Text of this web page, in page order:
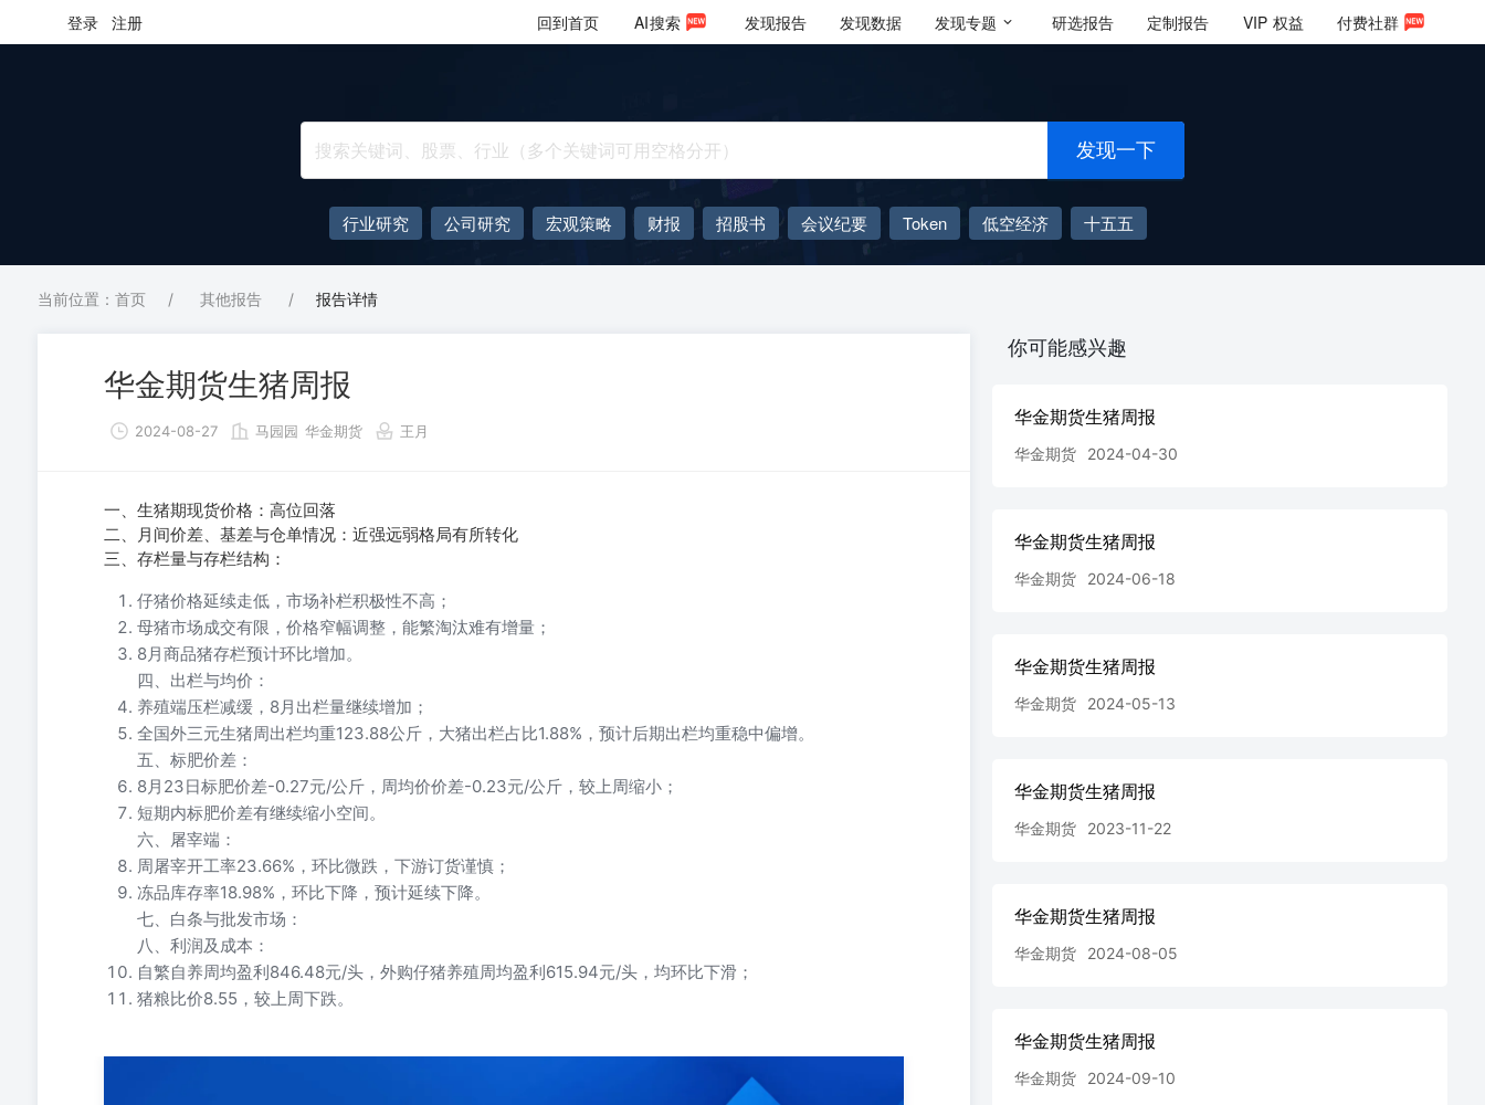
登录 注册 回到首页 AI搜索 发现报告 发现数据 发现专题 研选报告 定制报告 VIP 权益 付费社群
发现一下
行业研究 公司研究 宏观策略 财报 招股书 会议纪要 Token 低空经济
十五五
AIGC
大模型
当前位置：首页 / 其他报告 / 报告详情
华金期货生猪周报
2024-08-27 马园园 华金期货 王月
一、生猪期现货价格：高位回落
二、月间价差、基差与仓单情况：近强远弱格局有所转化
三、存栏量与存栏结构：
仔猪价格延续走低，市场补栏积极性不高；
母猪市场成交有限，价格窄幅调整，能繁淘汰难有增量；
8月商品猪存栏预计环比增加。
四、出栏与均价：
养殖端压栏减缓，8月出栏量继续增加；
全国外三元生猪周出栏均重123.88公斤，大猪出栏占比1.88%，预计后期出栏均重稳中偏增。
五、标肥价差：
8月23日标肥价差-0.27元/公斤，周均价价差-0.23元/公斤，较上周缩小；
短期内标肥价差有继续缩小空间。
六、屠宰端：
周屠宰开工率23.66%，环比微跌，下游订货谨慎；
冻品库存率18.98%，环比下降，预计延续下降。
七、白条与批发市场：
八、利润及成本：
自繁自养周均盈利846.48元/头，外购仔猪养殖周均盈利615.94元/头，均环比下滑；
猪粮比价8.55，较上周下跌。
猪均价487.14元/头，跌12.38元/头，市场对后市谨慎，社会场补栏积极性不高，报价延续走低。 母猪方面，集团场正常轮换，
你可能感兴趣
华金期货生猪周报
华金期货 2024-04-30
华金期货生猪周报
华金期货 2024-06-18
华金期货生猪周报
华金期货 2024-05-13
华金期货生猪周报
华金期货 2023-11-22
华金期货生猪周报
华金期货 2024-08-05
华金期货生猪周报
华金期货 2024-09-10